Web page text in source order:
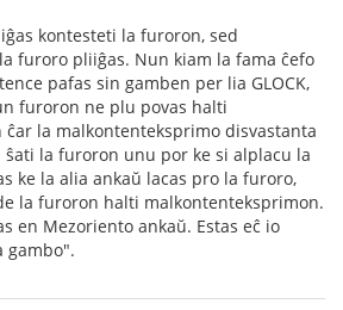
kontesteti la furoron, sed
furoro pliiĝas. Nun kiam la fama ĉefo
pafas sin gamben per lia GLOCK,
furoron ne plu povas halti
la malkontenteksprimo disvastanta
la furoron unu por ke si alplacu la
ke la alia ankaŭ lacas pro la furoro,
la furoron halti malkontenteksprimon.
en Mezoriento ankaŭ. Estas eĉ io
gambo".